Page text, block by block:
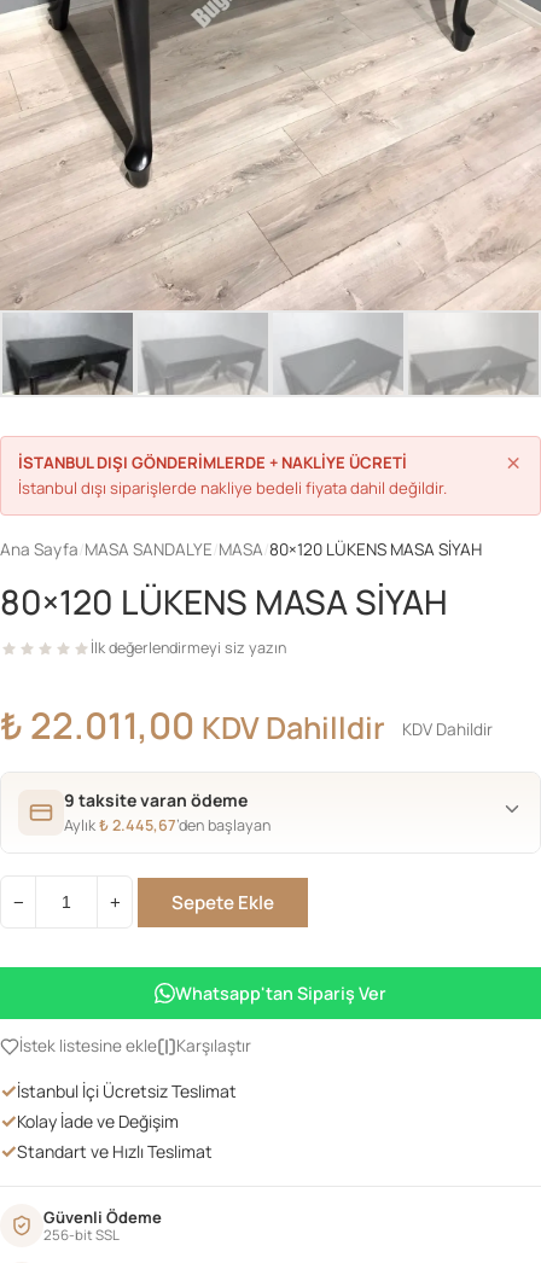
Parolanızı mı unuttunuz?
Hesap Oluştur
İSTANBUL DIŞI GÖNDERİMLERDE + NAKLİYE ÜCRETİ
İstanbul dışı siparişlerde nakliye bedeli fiyata dahil değildir.
×
Ana Sayfa MASA SANDALYE MASA 80×120 LÜKENS MASA SİYAH
80×120 LÜKENS MASA SİYAH
İlk değerlendirmeyi siz yazın
₺22.011,00 KDV Dahilldir KDV Dahildir
9 taksite varan ödeme
Aylık₺2.445,67’den başlayan
−
MASA
adet
+ Sepete Ekle
Whatsapp'tan Sipariş Ver
İstek listesine ekle Karşılaştır
✓İstanbul İçi Ücretsiz Teslimat
✓Kolay İade ve Değişim
✓Standart ve Hızlı Teslimat
Güvenli Ödeme
256-bit SSL